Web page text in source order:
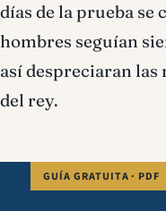
días de la prueba se
hombres seguían
así despreciaran las
del rey.
GUÍA GRATUITA · PDF